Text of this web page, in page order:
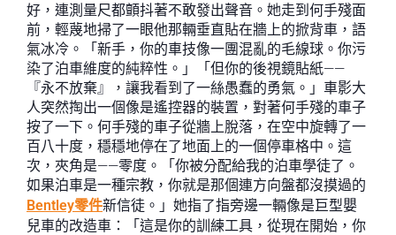
好，連測量尺都顫抖著不敢發出聲音。她走到何手殘面
前，輕蔑地掃了一眼他那輛垂直貼在牆上的掀背車，語
氣冰冷。「新手，你的車技像一團混亂的毛線球。你污
染了泊車維度的純粹性。」「但你的後視鏡貼紙——
『永不放棄』，讓我看到了一絲愚蠢的勇氣。」車影大
人突然掏出一個像是遙控器的裝置，對著何手殘的車子
按了一下。何手殘的車子從牆上脫落，在空中旋轉了一
百八十度，穩穩地停在了地面上的一個停車格中。這
次，夾角是——零度。「你被分配給我的泊車學徒了。
如果泊車是一種宗教，你就是那個連方向盤都沒摸過的
Bentley零件新信徒。」她指了指旁邊一輛像是巨型嬰
兒車的改造車：「這是你的訓練工具，從現在開始，你